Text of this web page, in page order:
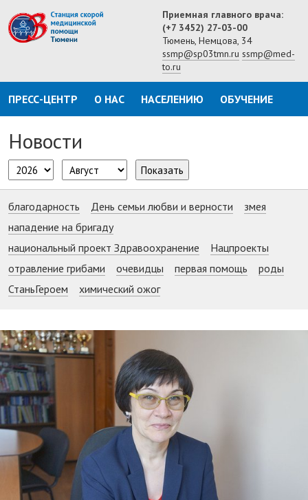
Приемная главного врача:
(+7 3452) 27-03-00
Тюмень, Немцова, 34
ssmp@sp03tmn.ru ssmp@med-
to.ru
ПРЕСС-ЦЕНТР О НАС НАСЕЛЕНИЮ ОБУЧЕНИЕ
Новости
Показать
благодарность День семьи любви и верности
змея
нападение на бригаду
национальный проект Здравоохранение
Нацпроекты
отравление грибами
очевидцы первая помощь
роды
СтаньГероем
химический ожог